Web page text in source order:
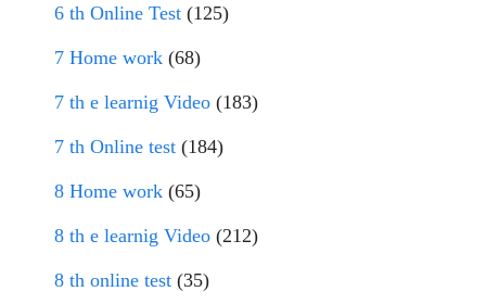
6 th Online Test (125)
7 Home work (68)
7 th e learnig Video (183)
7 th Online test (184)
8 Home work (65)
8 th e learnig Video (212)
8 th online test (35)